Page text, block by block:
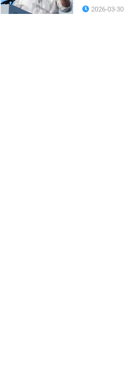
2026-03-30